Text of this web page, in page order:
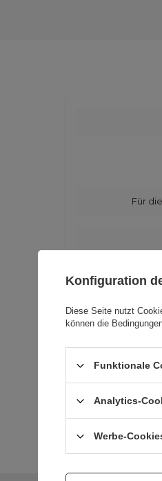
Für
Konfiguration
Diese Seite nutzt
können die
Funktionale
Analytics-
Werbe-